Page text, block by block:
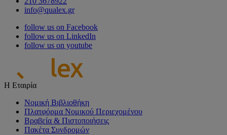
info@qualex.gr
follow us on Facebook
follow us on LinkedIn
follow us on youtube
Η Εταιρία
Νομική Βιβλιοθήκη
Πλατφόρμα Νομικού Περιεχομένου
Βραβεία & Πιστοποιήσεις
Πακέτα Συνδρομών